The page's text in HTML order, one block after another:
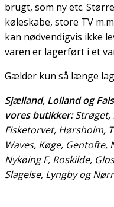
brugt, som ny etc.
køleskabe, store TV
kan nødvendigvis ikke
varen er lagerført i et
Gælder kun så længe
Sjælland, Lolland og
vores butikker:Strøget,
Fisketorvet, Hørsholm,
Waves, Køge,
Nykøing F, Roskilde,
Slagelse, Lyngby og